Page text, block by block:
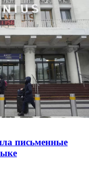
письменные